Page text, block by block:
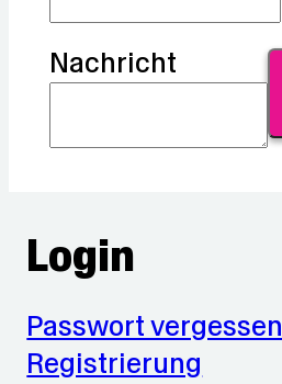
Nachricht
Login
Passwort vergessen
Registrierung